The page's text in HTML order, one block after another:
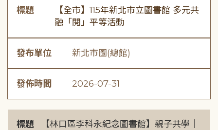
標題
【全市】115年新北市立圖書館 多元共
融「閱」平等活動
發布單位 新北市圖(總館)
發佈時間 2026-07-31
標題
【林口區李科永紀念圖書館】親子共學｜